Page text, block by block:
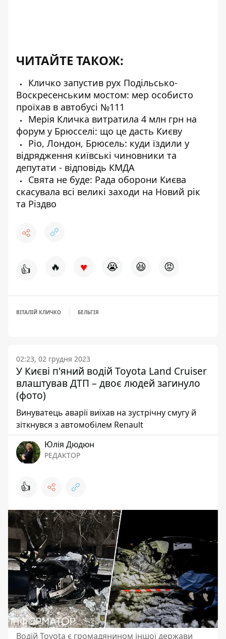
ЧИТАЙТЕ ТАКОЖ:
Кличко запустив рух Подільсько-
Воскресенським мостом: мер особисто
проїхав в автобусі №111
Мерія Кличка витратила 4 млн грн на
форум у Брюсселі: що це дасть Києву
Ріо, Лондон, Брюсель: куди їздили у
відрядження київські чиновники та
депутати - відповідь КМДА
Свята не буде: Рада оборони Києва
скасувала всі великі заходи на Новий рік
та Різдво
👍 🔥 ♥ 😭 😆 😡
ВІТАЛІЙ КЛИЧКО БЕЛЬГІЯ
02:23, 02 грудня 2023
У Києві п'яний водій Toyota Land Cruiser
влаштував ДТП – двоє людей загинуло
(фото)
Винуватець аварії виїхав на зустрічну смугу й
зіткнувся з автомобілем Renault
Юлія Дюдюн
РЕДАКТОР
👍
Водій Toyota є громадянином іншої держави